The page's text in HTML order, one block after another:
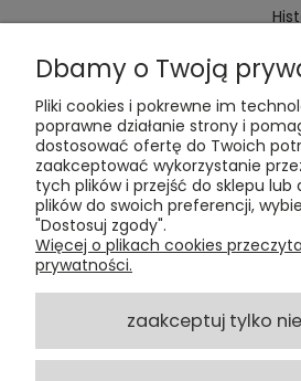
Kontakt:
t:+48 609 155 327
e:vinyltamka@gmail.com
ul. Chmielna 20, 00-020 Warszawa
Dbamy o Twoją
Pliki cookies i pokrewne im
poprawne działanie strony i
dostosować ofertę do Twoich
zaakceptować wykorzystanie
tych plików i przejść do sklepu lub
plików do swoich preferencji,
"Dostosuj zgody".
Więcej o plikach cookies
prywatności.
zaakceptuj tylko